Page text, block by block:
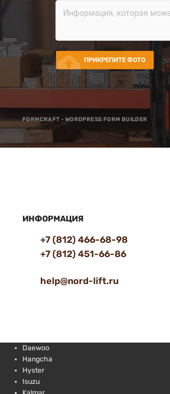
cloud_upload ПРИКРЕПИТЕ ФОТО
FORMCRAFT - WORDPRESS FORM BUILDER
ИНФОРМАЦИЯ
+7 (812) 466-68-98
+7 (812) 451-66-86
help@nord-lift.ru
Daewoo
Hangcha
Hyster
Isuzu